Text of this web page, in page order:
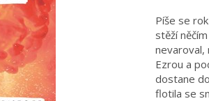
Píše se
stěží
nevaroval,
Ezrou a
dostane
flotila se